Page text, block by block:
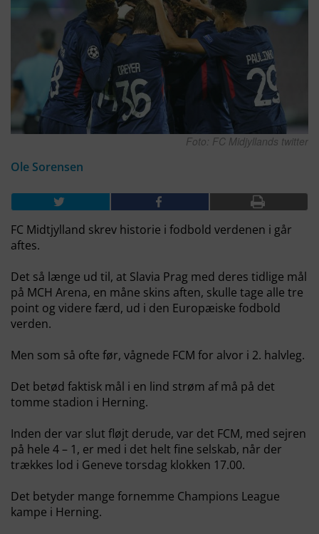
Foto: FC Midjyllands twitter
Ole Sorensen
FC Midtjylland skrev historie i fodbold verdenen i går
aftes.
Det så længe ud til, at Slavia Prag med deres tidlige mål
på MCH Arena, en måne skins aften, skulle tage alle tre
point og videre færd, ud i den Europæiske fodbold
verden.
Men som så ofte før, vågnede FCM for alvor i 2. halvleg.
Det betød faktisk mål i en lind strøm af må på det
tomme stadion i Herning.
Inden der var slut fløjt derude, var det FCM, med sejren
på hele 4 – 1, er med i det helt fine selskab, når der
trækkes lod i Geneve torsdag klokken 17.00.
Det betyder mange fornemme Champions League
kampe i Herning.